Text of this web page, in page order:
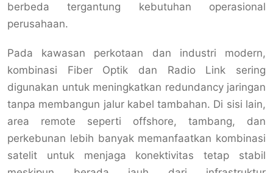
berbeda tergantung kebutuhan operasional
perusahaan.
Pada kawasan perkotaan dan industri modern,
kombinasi Fiber Optik dan Radio Link sering
digunakan untuk meningkatkan redundancy jaringan
tanpa membangun jalur kabel tambahan. Di sisi lain,
area remote seperti offshore, tambang, dan
perkebunan lebih banyak memanfaatkan kombinasi
satelit untuk menjaga konektivitas tetap stabil